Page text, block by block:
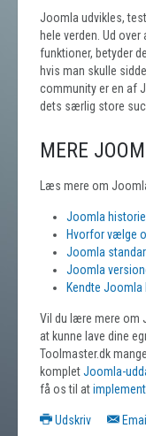
Joomla udvikles,
hele verden. Ud
funktioner, betyder
hvis man skulle
community er en af
dets særlig store
MERE
Læs mere om
Joomla
Hvorfor vælge
Joomla
Joomla
Kendte
Vil du lære mere om
at kunne lave dine
Toolmaster.dk mange
kompletJoomla-
få os til at
Udskriv Email